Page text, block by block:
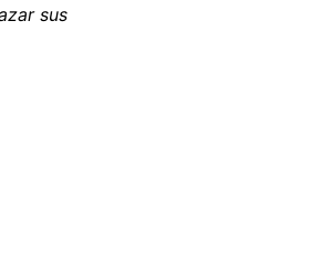
sus